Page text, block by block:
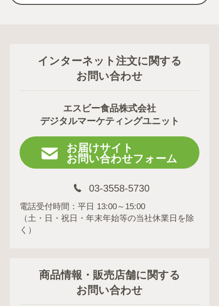
インターネット注文に関する
お問い合わせ
エスビー食品株式会社
デジタルマーケティングユニット
お届けサイト
お問い合わせフォーム
03-3558-5730
電話受付時間：平日 13:00～15:00
（土・日・祝日・年末年始等の当社休業日を除
く）
商品情報・販売店舗に関する
お問い合わせ